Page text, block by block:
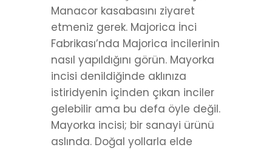
Manacor kasabasını ziyaret
etmeniz gerek. Majorica İnci
Fabrikası’nda Majorica incilerinin
nasıl yapıldığını görün. Mayorka
incisi denildiğinde aklınıza
istiridyenin içinden çıkan inciler
gelebilir ama bu defa öyle değil.
Mayorka incisi; bir sanayi ürünü
aslında. Doğal yollarla elde